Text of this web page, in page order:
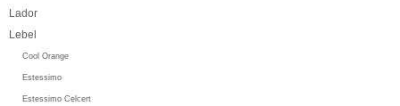
Lador
Lebel
Cool Orange
Estessimo
Estessimo Celcert